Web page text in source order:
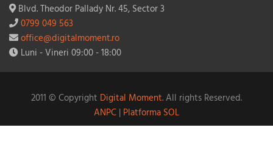
Blvd. Theodor Pallady Nr. 45, Sector 3
0799 049 563
office@digitalmoment.ro
Luni - Vineri 09:00 - 18:00
2011 © Copyright Digital Moment.All rights Reserved.
ANPC | Platforma SOL